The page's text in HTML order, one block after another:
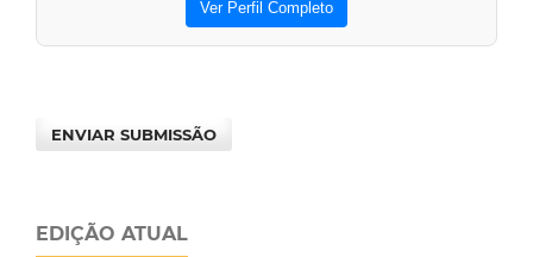
Ver Perfil Completo
ENVIAR SUBMISSÃO
EDIÇÃO ATUAL